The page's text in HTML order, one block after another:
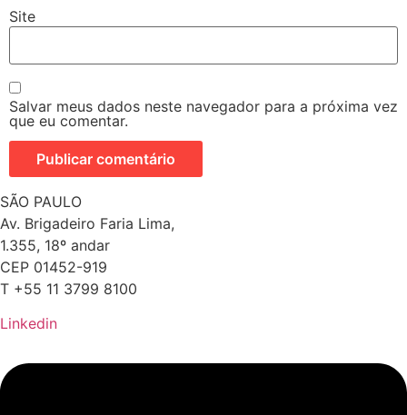
Site
Salvar meus dados neste navegador para a próxima vez
que eu comentar.
SÃO PAULO
Av. Brigadeiro Faria Lima,
1.355, 18º andar
CEP 01452-919
T +55 11 3799 8100
Linkedin